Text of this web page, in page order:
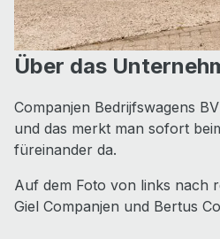
Über das
Companjen Bedrijfswagens
und das merkt man sofort
füreinander da.
Auf dem Foto von links nach
Giel Companjen und Bertus